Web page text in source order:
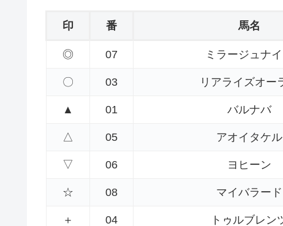
印 番 馬名
◎ 07 ミラージュナイ
〇 03 リアライズオー
▲ 01 バルナバ
△ 05 アオイタケル
▽ 06 ヨヒーン
☆ 08 マイバラード
＋ 04 トゥルブレン